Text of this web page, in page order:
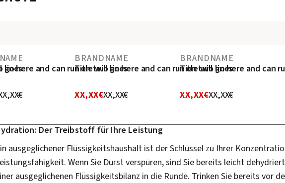
lineshere and can run on two lines
BRANDNAME
Title will go here and can run on two lines
XX,XX€XX,XX€
BRANDNAME
Title will go here and can
XX,XX€XX,XX€
Der Treibstoff für Ihre Leistung
ausgeglichener Flüssigkeitshaushalt ist der Schlüssel zu Ihrer
Wenn Sie Durst verspüren, sind Sie bereits leicht
ausgeglichenen Flüssigkeitsbilanz in die Runde. Trinken Sie bereits vor